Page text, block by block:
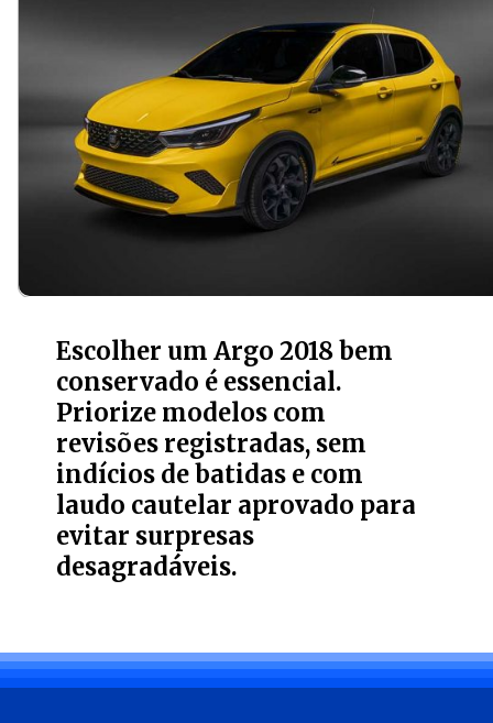
Escolher um Argo 2018 bem
conservado é essencial.
Priorize modelos com
revisões registradas, sem
indícios de batidas e com
laudo cautelar aprovado para
evitar surpresas
desagradáveis.